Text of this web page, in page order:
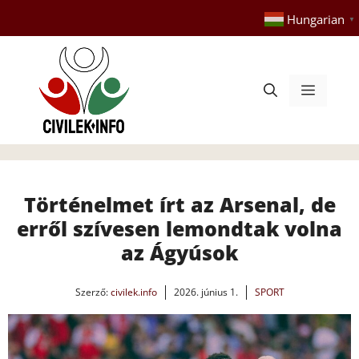
tartalomba
Hungarian ▼
Menü
Történelmet írt az Arsenal, de
erről szívesen lemondtak volna
az Ágyúsok
Szerző:civilek.info 2026. június 1. SPORT